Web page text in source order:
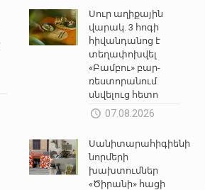
Սուր աղիքային
վարակ. 3 հոգի
հիվանդանոց է
տեղափոխվել
«Բամբու» բար-
ռեստորանում
սնվելուց հետո
07.08.2026
Սանիտարահիգիենիկ
նորմերի
խախտումներ
«Ծիրանի» հացի